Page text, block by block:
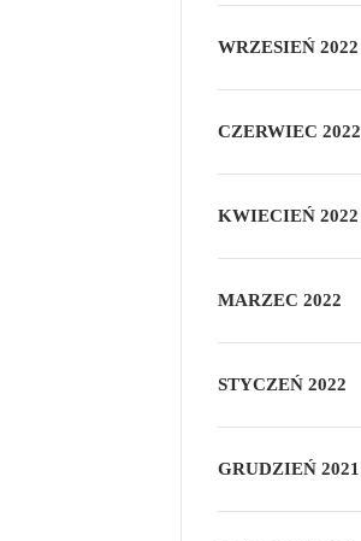
WRZESIEŃ 2022
CZERWIEC 2022
KWIECIEŃ 2022
MARZEC 2022
STYCZEŃ 2022
GRUDZIEŃ 2021